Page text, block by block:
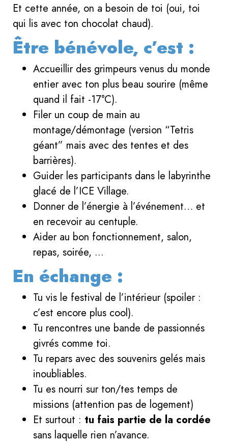
Et cette année, on a besoin de toi (oui, toi
qui lis avec ton chocolat chaud).
Être bénévole, c’est :
Accueillir des grimpeurs venus du monde
entier avec ton plus beau sourire (même
quand il fait -17°C).
Filer un coup de main au
montage/démontage (version “Tetris
géant” mais avec des tentes et des
barrières).
Guider les participants dans le labyrinthe
glacé de l’ICE Village.
Donner de l’énergie à l’événement… et
en recevoir au centuple.
Aider au bon fonctionnement, salon,
repas, soirée, ...
En échange :
Tu vis le festival de l’intérieur (spoiler :
c’est encore plus cool).
Tu rencontres une bande de passionnés
givrés comme toi.
Tu repars avec des souvenirs gelés mais
inoubliables.
Tu es nourri sur ton/tes temps de
missions (attention pas de logement)
Et surtout : tu fais partie de la cordée
sans laquelle rien n’avance.